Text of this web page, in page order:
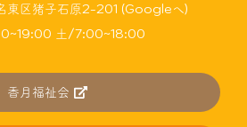
東区猪子石原2-201 (Googleへ)
土/7:00~18:00
香月福祉会